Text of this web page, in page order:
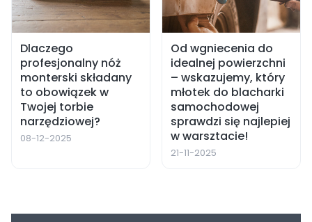
Dlaczego
profesjonalny nóż
monterski składany
to obowiązek w
Twojej torbie
narzędziowej?
08-12-2025
Od wgniecenia do
idealnej powierzchni
– wskazujemy, który
młotek do blacharki
samochodowej
sprawdzi się najlepiej
w warsztacie!
21-11-2025